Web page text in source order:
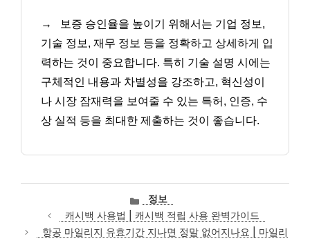
→
보증 승인율을 높이기 위해서는 기업 정보,
기술 정보, 재무 정보 등을 정확하고 상세하게 입
력하는 것이 중요합니다. 특히 기술 설명 시에는
구체적인 내용과 차별성을 강조하고, 혁신성이
나 시장 잠재력을 보여줄 수 있는 특허, 인증, 수
상 실적 등을 최대한 제출하는 것이 좋습니다.
카
테
고
리
정보
캐시백 사용법 | 캐시백 적립 사용 완벽가이드
항공 마일리지 유효기간 지나면 정말 없어지나요 | 마일리